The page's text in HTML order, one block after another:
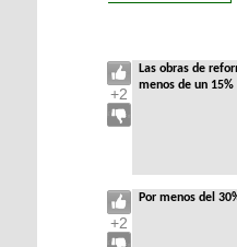
+2
Las obras de
menos de un
+2
Por menos del